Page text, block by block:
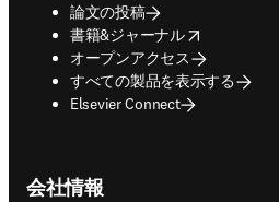
論文の投稿
書籍&ジャーナル
opens in new tab/window
オープンアクセス
すべての製品を表示する
Elsevier Connect
会社情報